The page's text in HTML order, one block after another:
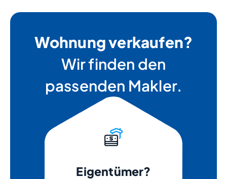
Wohnung verkaufen?
Wir finden den
passenden Makler.
Eigentümer?